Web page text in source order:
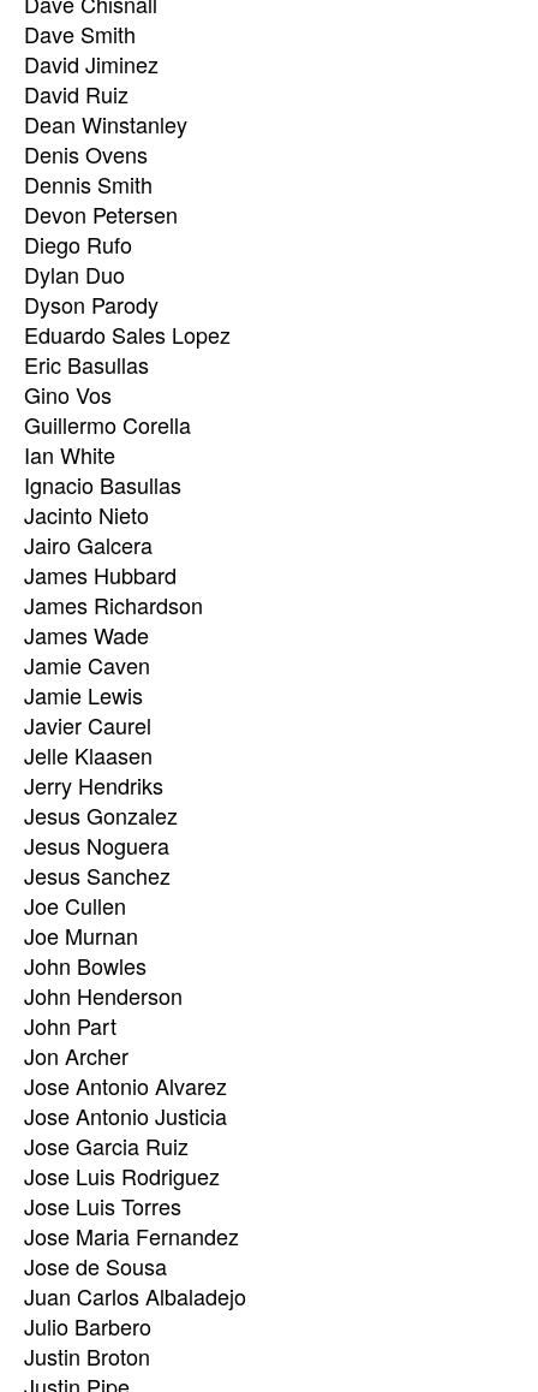
Dave Smith
David Jiminez
David Ruiz
Dean Winstanley
Denis Ovens
Dennis Smith
Devon Petersen
Diego Rufo
Dylan Duo
Dyson Parody
Eduardo Sales Lopez
Eric Basullas
Gino Vos
Guillermo Corella
Ian White
Ignacio Basullas
Jacinto Nieto
Jairo Galcera
James Hubbard
James Richardson
James Wade
Jamie Caven
Jamie Lewis
Javier Caurel
Jelle Klaasen
Jerry Hendriks
Jesus Gonzalez
Jesus Noguera
Jesus Sanchez
Joe Cullen
Joe Murnan
John Bowles
John Henderson
John Part
Jon Archer
Jose Antonio Alvarez
Jose Antonio Justicia
Jose Garcia Ruiz
Jose Luis Rodriguez
Jose Luis Torres
Jose Maria Fernandez
Jose de Sousa
Juan Carlos Albaladejo
Julio Barbero
Justin Broton
Justin Pipe